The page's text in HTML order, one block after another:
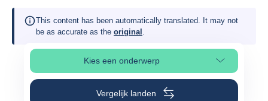
This content has been automatically translated. It may not
be as accurate as the original .
Kies een onderwerp
Selecteer paginasectie
Vergelijk landen